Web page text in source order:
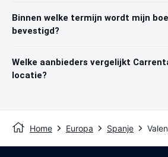
Binnen welke termijn wordt mijn
bevestigd?
Welke aanbieders vergelijkt
locatie?
Home Europa Spanje